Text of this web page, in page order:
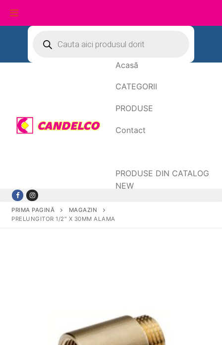
conținut
search
Acasă
CATEGORII
PRODUSE
Contact
PRODUSE DIN CATALOG
NEW
PRIMA PAGINĂ
MAGAZIN
PRELUNGITOR 1/2″ X 30MM ALAMA